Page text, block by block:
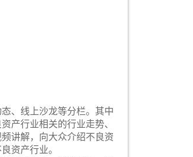
、线上沙龙等分栏。其中
产行业相关的行业走势、
讲解，向大众介绍不良资
资产行业。